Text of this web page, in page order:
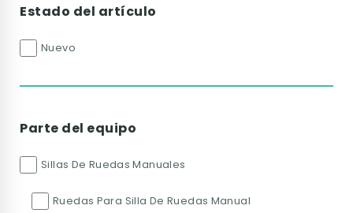
Estado del artículo
Nuevo
Parte del equipo
Sillas De Ruedas Manuales
Ruedas Para Silla De Ruedas Manual